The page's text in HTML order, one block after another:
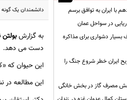
دانشمندان یک گونه
به گزارشبولتن
دست می دهد.
این حیوان که
این مطالعه
با ایران به توافق برسم
در سواحل عمان
بسیار دشواری برای مذاکره
ایران خطر شروع جنگ را
مصرف گاز در بخش خانگی